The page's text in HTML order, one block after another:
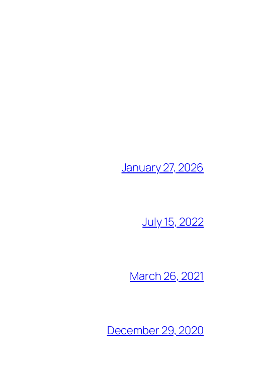
January 27, 2026
July 15, 2022
March 26, 2021
December 29, 2020